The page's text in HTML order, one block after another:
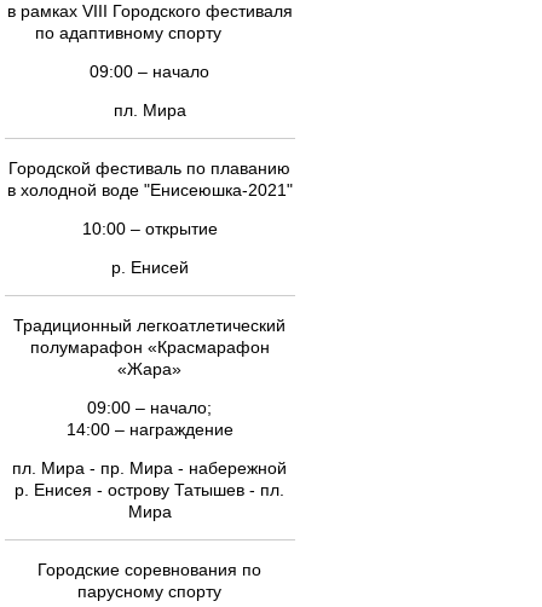
в рамках VIII Городского фестиваля
по адаптивному спорту
09:00 – начало
пл. Мира
Городской фестиваль по плаванию
в холодной воде "Енисеюшка-2021"
10:00 – открытие
р. Енисей
Традиционный легкоатлетический
полумарафон «Красмарафон
«Жара»
09:00 – начало;
14:00 – награждение
пл. Мира - пр. Мира - набережной
р. Енисея - острову Татышев - пл.
Мира
Городские соревнования по
парусному спорту